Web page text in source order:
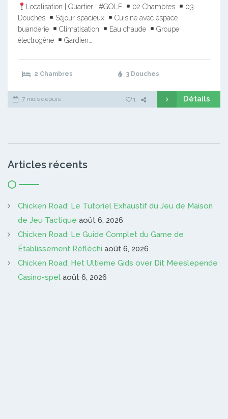
Localisation | Quartier : #GOLF
02 Chambres
03
Douches
Séjour spacieux
Cuisine avec espace
buanderie
Climatisation Eau chaude
Groupe
électrogène
Gardien…
2 Chambres 3 Douches
7 mois depuis 1 Détails
Articles récents
Chicken Road: Le Tutoriel Exhaustif du Jeu de Maison
de Jeu Tactique août 6, 2026
Chicken Road: Le Guide Complet du Game de
Établissement Réfléchi août 6, 2026
Chicken Road: Het Ultieme Gids over Dit Meeslepende
Casino-spel août 6, 2026